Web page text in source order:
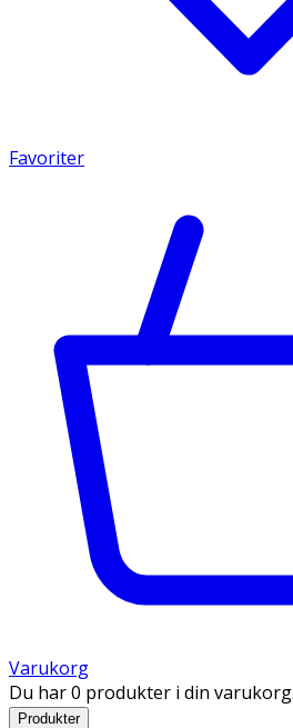
Favoriter
Varukorg
Du har 0 produkter i din varukorg.
Produkter